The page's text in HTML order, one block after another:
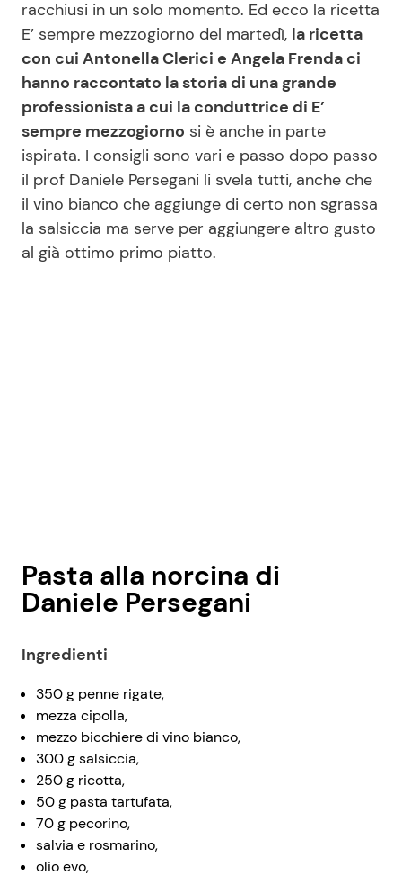
Privacy Policy
racchiusi in un solo momento. Ed ecco la ricetta
E’ sempre mezzogiorno del martedì, la ricetta
con cui Antonella Clerici e Angela Frenda ci
hanno raccontato la storia di una grande
professionista a cui la conduttrice di E’
sempre mezzogiorno si è anche in parte
ispirata. I consigli sono vari e passo dopo passo
il prof Daniele Persegani li svela tutti, anche che
il vino bianco che aggiunge di certo non sgrassa
la salsiccia ma serve per aggiungere altro gusto
al già ottimo primo piatto.
Pasta alla norcina di
Daniele Persegani
Ingredienti
350 g penne rigate,
mezza cipolla,
mezzo bicchiere di vino bianco,
300 g salsiccia,
250 g ricotta,
50 g pasta tartufata,
70 g pecorino,
salvia e rosmarino,
olio evo,